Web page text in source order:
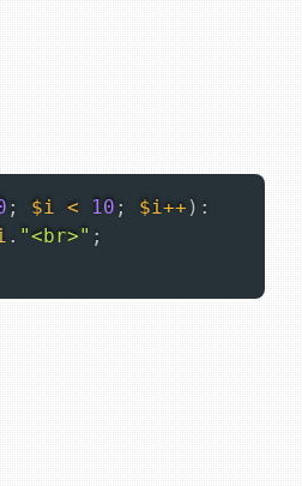
; $i < 10 ; $i ++ ) :
. "<br>" ;